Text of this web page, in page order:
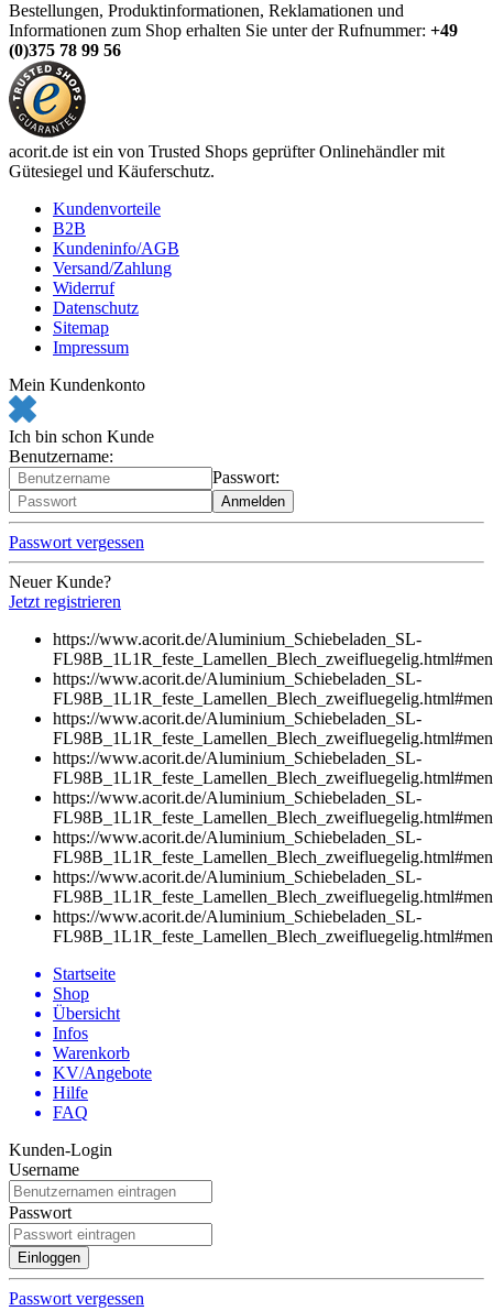
Bestellungen, Produktinformationen, Reklamationen und
Informationen zum Shop erhalten Sie unter der Rufnummer: +49
(0)375 78 99 56
acorit.de ist ein von Trusted Shops geprüfter Onlinehändler mit
Gütesiegel und Käuferschutz.
Kundenvorteile
B2B
Kundeninfo/AGB
Versand/Zahlung
Widerruf
Datenschutz
Sitemap
Impressum
Mein Kundenkonto
Ich bin schon Kunde
Benutzername:
Passwort:
Passwort vergessen
Neuer Kunde?
Jetzt registrieren
https://www.acorit.de/Aluminium_Schiebeladen_SL-
https://www.acorit.de/Aluminium_Schiebeladen_SL-
https://www.acorit.de/Aluminium_Schiebeladen_SL-
https://www.acorit.de/Aluminium_Schiebeladen_SL-
https://www.acorit.de/Aluminium_Schiebeladen_SL-
https://www.acorit.de/Aluminium_Schiebeladen_SL-
https://www.acorit.de/Aluminium_Schiebeladen_SL-
https://www.acorit.de/Aluminium_Schiebeladen_SL-
Startseite
Shop
Übersicht
Infos
Warenkorb
KV/Angebote
Hilfe
FAQ
Kunden-Login
Username
Passwort
Passwort vergessen